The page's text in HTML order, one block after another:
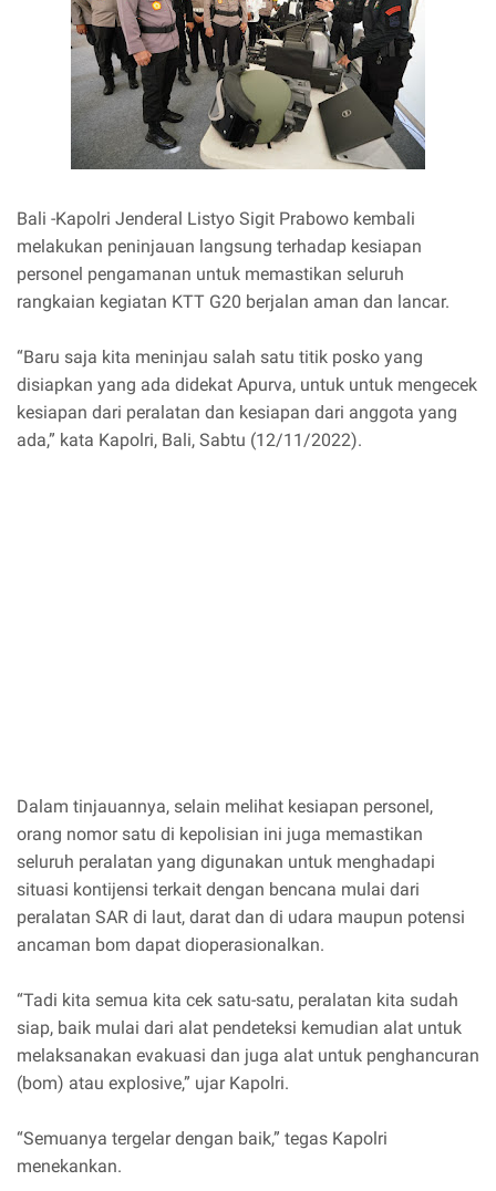
Bali -Kapolri Jenderal Listyo Sigit Prabowo kembali
melakukan peninjauan langsung terhadap kesiapan
personel pengamanan untuk memastikan seluruh
rangkaian kegiatan KTT G20 berjalan aman dan lancar.
“Baru saja kita meninjau salah satu titik posko yang
disiapkan yang ada didekat Apurva, untuk untuk mengecek
kesiapan dari peralatan dan kesiapan dari anggota yang
ada,” kata Kapolri, Bali, Sabtu (12/11/2022).
Dalam tinjauannya, selain melihat kesiapan personel,
orang nomor satu di kepolisian ini juga memastikan
seluruh peralatan yang digunakan untuk menghadapi
situasi kontijensi terkait dengan bencana mulai dari
peralatan SAR di laut, darat dan di udara maupun potensi
ancaman bom dapat dioperasionalkan.
“Tadi kita semua kita cek satu-satu, peralatan kita sudah
siap, baik mulai dari alat pendeteksi kemudian alat untuk
melaksanakan evakuasi dan juga alat untuk penghancuran
(bom) atau explosive,” ujar Kapolri.
“Semuanya tergelar dengan baik,” tegas Kapolri
menekankan.